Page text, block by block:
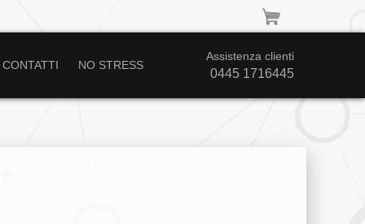
CONTATTI NO STRESS
Assistenza clienti
0445 1716445